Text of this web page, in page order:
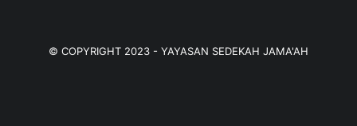
© COPYRIGHT 2023 - YAYASAN SEDEKAH JAMA'AH